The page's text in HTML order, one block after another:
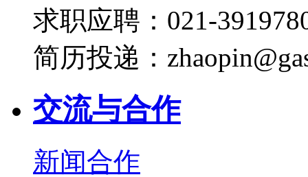
求职应聘：021-
简历投递：
交流与合作
新闻合作